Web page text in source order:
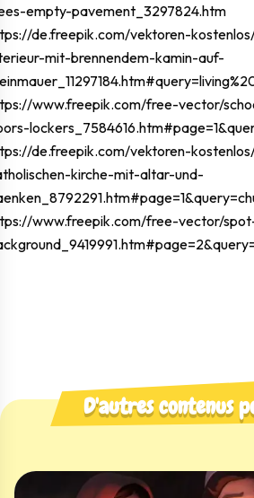
empty-pavement_3297824.htm
de.freepik.com/vektoren-
mit-brennendem-kamin-auf-
www.freepik.com/free-vector/
de.freepik.com/vektoren-
kirche-mit-altar-und-
www.freepik.com/free-vector/
D'autres contenus